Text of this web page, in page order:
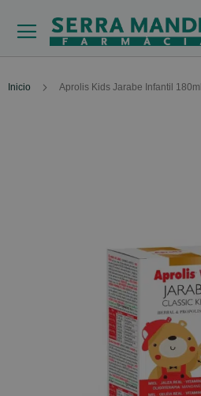
Inicio Aprolis Kids Jarabe Infantil